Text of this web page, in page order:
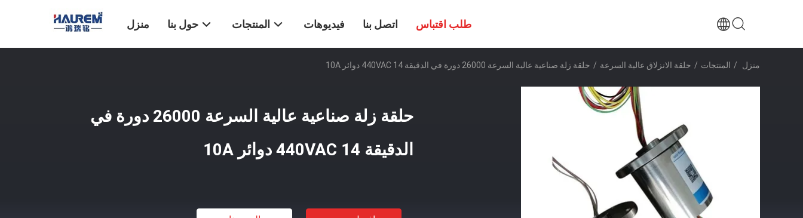
منزل حول بنا المنتجات فيديوهات اتصل بنا طلب اقتباس
منزل / المنتجات / حلقة الانزلاق عالية السرعة / حلقة زلة صناعية عالية السرعة 26000 دورة في الدقيقة 440VAC 14 دوائر 10A
حلقة زلة صناعية عالية السرعة 26000 دورة في
الدقيقة 440VAC 14 دوائر 10A